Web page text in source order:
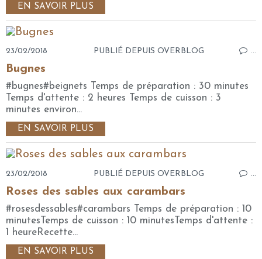
EN SAVOIR PLUS
23/02/2018 PUBLIÉ DEPUIS OVERBLOG …
Bugnes
#bugnes#beignets Temps de préparation : 30 minutes
Temps d'attente : 2 heures Temps de cuisson : 3
minutes environ...
EN SAVOIR PLUS
23/02/2018 PUBLIÉ DEPUIS OVERBLOG …
Roses des sables aux carambars
#rosesdessables#carambars Temps de préparation : 10
minutesTemps de cuisson : 10 minutesTemps d'attente :
1 heureRecette...
EN SAVOIR PLUS